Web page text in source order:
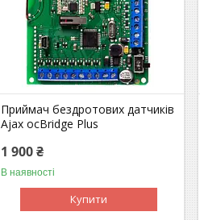
Приймач бездротових датчиків
Ajax ocBridge Plus
1 900 ₴
В наявності
Купити